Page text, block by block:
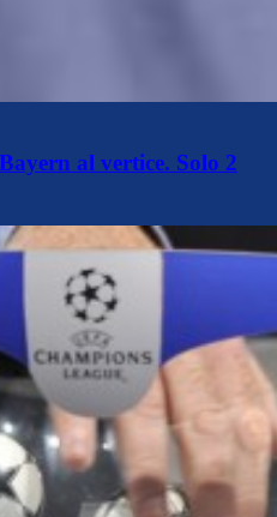
al vertice. Solo 2